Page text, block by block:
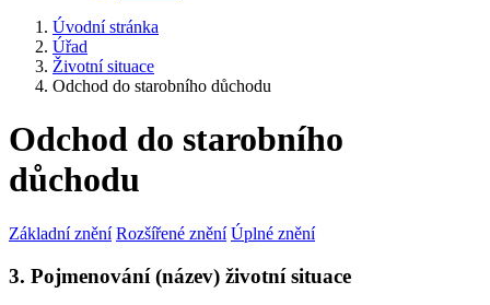
Úvodní stránka
Úřad
Životní situace
Odchod do starobního důchodu
Odchod do starobního
důchodu
Základní znění Rozšířené znění Úplné znění
3. Pojmenování (název) životní situace